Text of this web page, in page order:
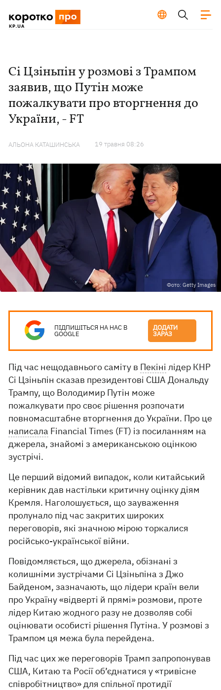
Сі Цзіньпін у розмові з Трампом
заявив, що Путін може
пожалкувати про вторгнення до
України, - FT
АЛЬОНА КАТАШИНСЬКА 19 травня 08:26
Фото: Getty Images
ПІДПИШІТЬСЯ НА НАС В
GOOGLE
ДОДАТИ
ЗАРАЗ
Під час нещодавнього саміту в Пекіні лідер КНР
Сі Цзіньпін сказав президентові США Дональду
Трампу, що Володимир Путін може
пожалкувати про своє рішення розпочати
повномасштабне вторгнення до України. Про це
написала Financial Times (FT) із посиланням на
джерела, знайомі з американською оцінкою
зустрічі.
Це перший відомий випадок, коли китайський
керівник дав настільки критичну оцінку діям
Кремля. Наголошується, що зауваження
пролунало під час закритих широких
переговорів, які значною мірою торкалися
російсько-української війни.
Повідомляється, що джерела, обізнані з
колишніми зустрічами Сі Цзіньпіна з Джо
Байденом, зазначають, що лідери країн вели
про Україну «відверті й прямі» розмови, проте
лідер Китаю жодного разу не дозволяв собі
оцінювати особисті рішення Путіна. У розмові з
Трампом ця межа була перейдена.
Під час цих же переговорів Трамп запропонував
США, Китаю та Росії об’єднатися у «тривісне
співробітництво» для спільної протидії